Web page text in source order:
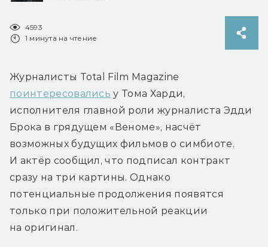
4593
1 минута на чтение
поинтересовались у Тома Харди,
исполнителя главной роли журналиста Эдди
Брока в грядущем «Веноме», насчёт
возможных будущих фильмов о симбиоте.
И актёр сообщил, что подписал контракт
сразу на три картины. Однако
потенциальные продолжения появятся
только при положительной реакции
на оригинал.